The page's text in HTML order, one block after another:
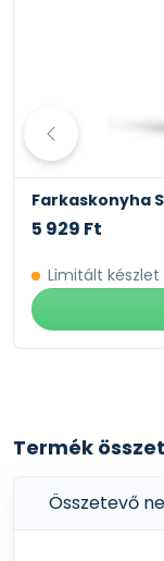
Farkaskonyha
5 929 Ft
Limitált készlet
Termék
Összetevő